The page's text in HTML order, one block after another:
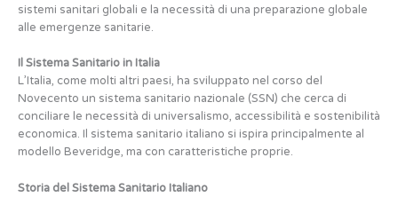
sistemi sanitari globali e la necessità di una preparazione globale
alle emergenze sanitarie.
Il Sistema Sanitario in Italia
L’Italia, come molti altri paesi, ha sviluppato nel corso del
Novecento un sistema sanitario nazionale (SSN) che cerca di
conciliare le necessità di universalismo, accessibilità e sostenibilità
economica. Il sistema sanitario italiano si ispira principalmente al
modello Beveridge, ma con caratteristiche proprie.
Storia del Sistema Sanitario Italiano